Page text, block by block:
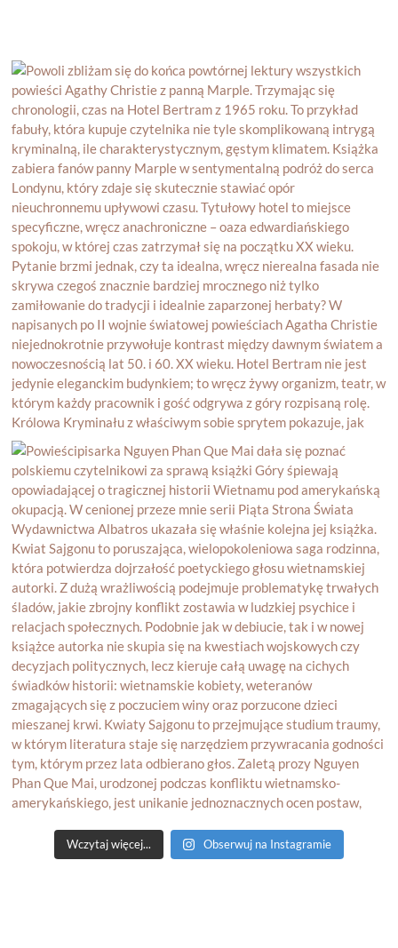
Wczytaj więcej... Obserwuj na Instagramie